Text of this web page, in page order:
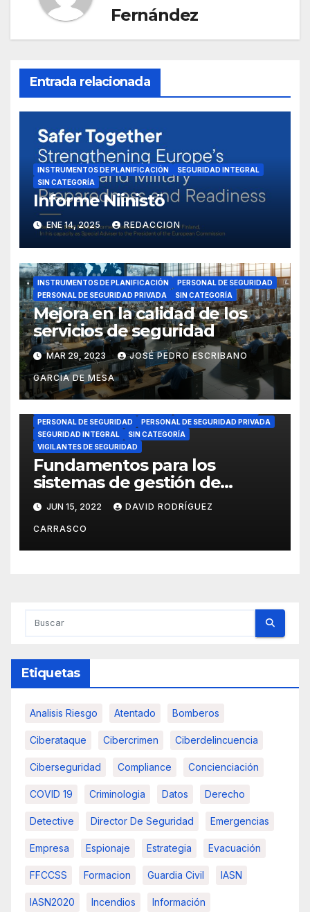
Fernández
Entrada relacionada
INSTRUMENTOS DE PLANIFICACIÓN
SEGURIDAD INTEGRAL
SIN CATEGORÍA
Informe Niinistö
ENE 14, 2025 REDACCION
INSTRUMENTOS DE PLANIFICACIÓN
PERSONAL DE SEGURIDAD
PERSONAL DE SEGURIDAD PRIVADA
SIN CATEGORÍA
Mejora en la calidad de los
servicios de seguridad
MAR 29, 2023 JOSÉ PEDRO ESCRIBANO
GARCIA DE MESA
DIRECTORES DE SEGURIDAD
PERSONAL DE SEGURIDAD
PERSONAL DE SEGURIDAD PRIVADA
SEGURIDAD INTEGRAL
SIN CATEGORÍA
VIGILANTES DE SEGURIDAD
Fundamentos para los
sistemas de gestión de
emergencias, I.
JUN 15, 2022 DAVID RODRÍGUEZ
CARRASCO
Etiquetas
Analisis Riesgo Atentado Bomberos
Ciberataque Cibercrimen Ciberdelincuencia
Ciberseguridad Compliance Concienciación
COVID 19 Criminologia Datos Derecho
Detective Director De Seguridad Emergencias
Empresa Espionaje Estrategia Evacuación
FFCCSS Formacion Guardia Civil IASN
IASN2020 Incendios Información